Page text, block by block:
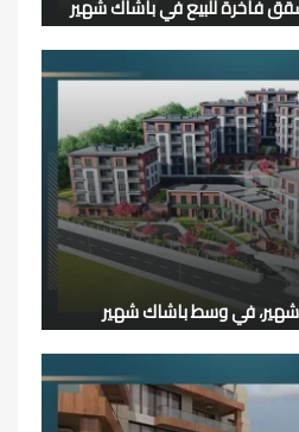
في وسط باشاك شهير